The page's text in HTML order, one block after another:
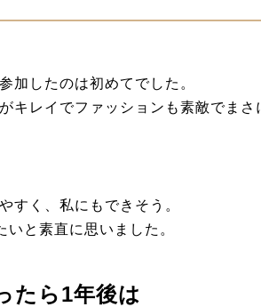
加したのは初めてでした。
キレイでファッションも素敵でまさ
すく、私にもできそう。
と素直に思いました。
たら1年後は